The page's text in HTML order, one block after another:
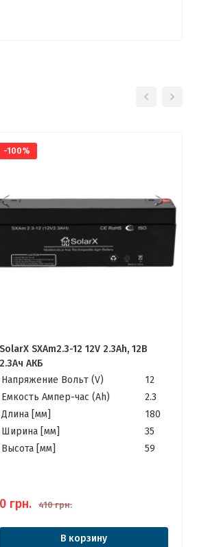
-100%
SolarX SXAm2.3-12 12V 2.3Ah, 12В
2.3Ач АКБ
Напряжение Вольт (V)
12
Емкость Ампер-час (Ah)
2.3
Длина [мм]
180
Ширина [мм]
35
Высота [мм]
59
0 грн. 410 грн.
В корзину